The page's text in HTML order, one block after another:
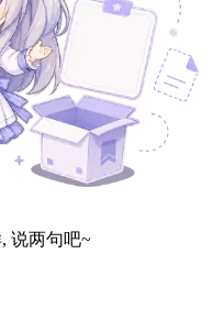
说两句吧~